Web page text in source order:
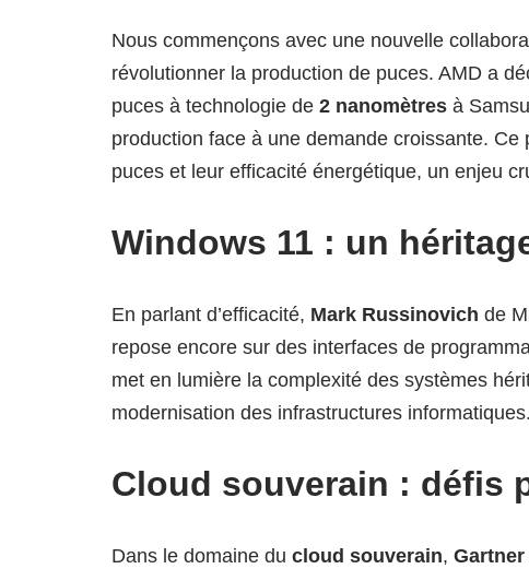
Nous commençons avec une nouvelle
révolutionner la production de puces. AMD a
puces à technologie de 2 nanomètres à
production face à une demande croissante.
puces et leur efficacité énergétique, un enjeu
Windows 11 : un
En parlant d’efficacité, Mark Russinovich de
repose encore sur des interfaces de
met en lumière la complexité des systèmes
modernisation des infrastructures informatiques.
Cloud souverain : défis
Dans le domaine du cloud souverain, Gartner